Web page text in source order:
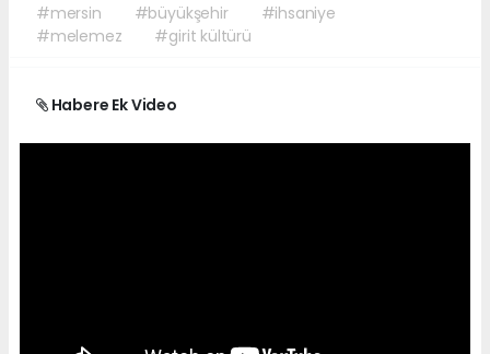
#mersin #büyükşehir
#ihsaniye
#melemez
#girit kültürü
Habere Ek Video